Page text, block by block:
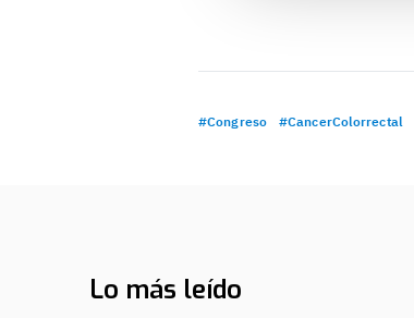
#Congreso #CancerColorrectal
Lo más leído